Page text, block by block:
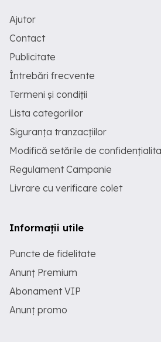
Ajutor
Contact
Publicitate
Întrebări frecvente
Termeni și condiții
Lista categoriilor
Siguranța tranzacțiilor
Modifică setările de
Regulament Campanie
Livrare cu verificare colet
Informații utile
Puncte de fidelitate
Anunț Premium
Abonament VIP
Anunț promo